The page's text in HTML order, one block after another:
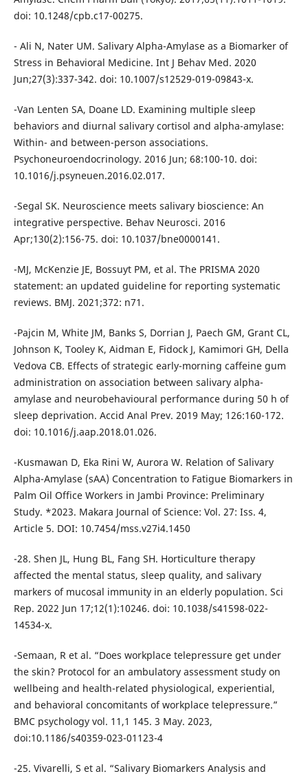
doi: 10.1248/cpb.c17-00275.
- Ali N, Nater UM. Salivary Alpha-Amylase as a Biomarker of
Stress in Behavioral Medicine. Int J Behav Med. 2020
Jun;27(3):337-342. doi: 10.1007/s12529-019-09843-x.
-Van Lenten SA, Doane LD. Examining multiple sleep
behaviors and diurnal salivary cortisol and alpha-amylase:
Within- and between-person associations.
Psychoneuroendocrinology. 2016 Jun; 68:100-10. doi:
10.1016/j.psyneuen.2016.02.017.
-Segal SK. Neuroscience meets salivary bioscience: An
integrative perspective. Behav Neurosci. 2016
Apr;130(2):156-75. doi: 10.1037/bne0000141.
-MJ, McKenzie JE, Bossuyt PM, et al. The PRISMA 2020
statement: an updated guideline for reporting systematic
reviews. BMJ. 2021;372: n71.
-Pajcin M, White JM, Banks S, Dorrian J, Paech GM, Grant CL,
Johnson K, Tooley K, Aidman E, Fidock J, Kamimori GH, Della
Vedova CB. Effects of strategic early-morning caffeine gum
administration on association between salivary alpha-
amylase and neurobehavioural performance during 50 h of
sleep deprivation. Accid Anal Prev. 2019 May; 126:160-172.
doi: 10.1016/j.aap.2018.01.026.
-Kusmawan D, Eka Rini W, Aurora W. Relation of Salivary
Alpha-Amylase (sAA) Concentration to Fatigue Biomarkers in
Palm Oil Office Workers in Jambi Province: Preliminary
Study. *2023. Makara Journal of Science: Vol. 27: Iss. 4,
Article 5. DOI: 10.7454/mss.v27i4.1450
-28. Shen JL, Hung BL, Fang SH. Horticulture therapy
affected the mental status, sleep quality, and salivary
markers of mucosal immunity in an elderly population. Sci
Rep. 2022 Jun 17;12(1):10246. doi: 10.1038/s41598-022-
14534-x.
-Semaan, R et al. “Does workplace telepressure get under
the skin? Protocol for an ambulatory assessment study on
wellbeing and health-related physiological, experiential,
and behavioral concomitants of workplace telepressure.”
BMC psychology vol. 11,1 145. 3 May. 2023,
doi:10.1186/s40359-023-01123-4
-25. Vivarelli, S et al. “Salivary Biomarkers Analysis and